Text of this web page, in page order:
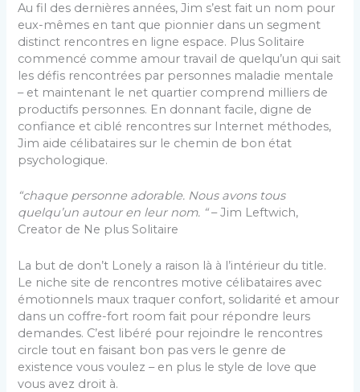
Au fil des dernières années, Jim s’est fait un nom pour
eux-mêmes en tant que pionnier dans un segment
distinct rencontres en ligne espace. Plus Solitaire
commencé comme amour travail de quelqu’un qui sait
les défis rencontrées par personnes maladie mentale
– et maintenant le net quartier comprend milliers de
productifs personnes. En donnant facile, digne de
confiance et ciblé rencontres sur Internet méthodes,
Jim aide célibataires sur le chemin de bon état
psychologique.
“chaque personne adorable. Nous avons tous
quelqu’un autour en leur nom. “– Jim Leftwich,
Creator de Ne plus Solitaire
La but de don’t Lonely a raison là à l’intérieur du title.
Le niche site de rencontres motive célibataires avec
émotionnels maux traquer confort, solidarité et amour
dans un coffre-fort room fait pour répondre leurs
demandes. C’est libéré pour rejoindre le rencontres
circle tout en faisant bon pas vers le genre de
existence vous voulez – en plus le style de love que
vous avez droit à.